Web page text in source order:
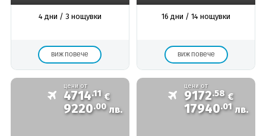
4 дни / 3 нощувки
виж повече
16 дни / 14 нощувки
виж повече
цени от
4714.11 €
9220.00 лв.
цени от
9172.58 €
17940.01 лв.